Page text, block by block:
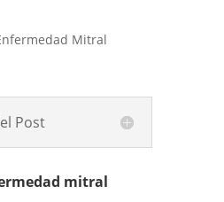
Mitral
Post
mitral